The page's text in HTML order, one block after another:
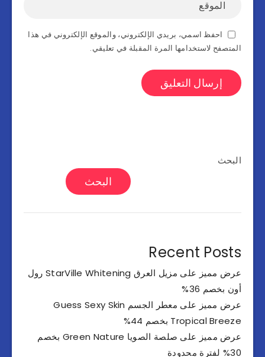
احفظ اسمي، بريدي الإلكتروني، والموقع الإلكتروني في هذا
المتصفح لاستخدامها المرة المقبلة في تعليقي.
البحث
البحث
Recent Posts
عرض مميز على مزيل العرق StarVille Whitening رول
أون بخصم 36%
عرض مميز على معطر الجسم Guess Sexy Skin
Tropical Breeze بخصم 44%
عرض مميز على صلصة الصويا Green Nature بخصم
30% لفترة محدودة